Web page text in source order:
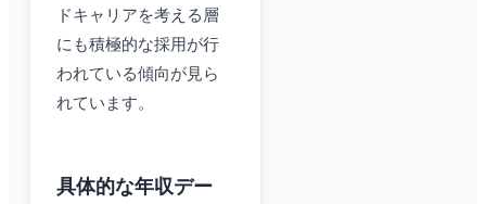
ドキャリアを考える層
にも積極的な採用が行
われている傾向が見ら
れています。
具体的な年収デー